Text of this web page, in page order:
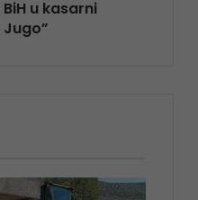
u kasarni